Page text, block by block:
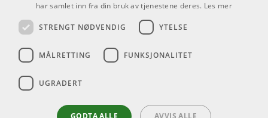
Varemerker
0555 Oslo
har samlet inn fra din bruk av tjenestene deres. Les mer
STRENGT NØDVENDIG YTELSE
MÅLRETTING FUNKSJONALITET
UGRADERT
GODTA ALLE AVVIS ALLE